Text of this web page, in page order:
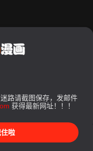
第07話 第08話
1 外传2 外传-
路请截图保存，发邮件
获得最新网址！！！
啦